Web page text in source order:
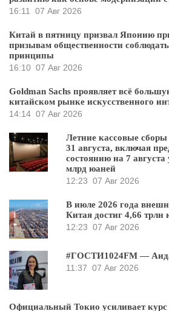
16:11
07 Авг 2026
Китай в пятницу призвал Японию
призывам общественности
принципы
16:10 07 Авг 2026
Goldman Sachs проявляет всё
китайском рынке искусственного
14:14 07 Авг 2026
Летние кассовые
31 августа, включая
состоянию на 7
млрд юаней
12:23 07 Авг 2026
В июле 2026 года
Китая достиг 4,66 трлн
12:23 07 Авг 2026
#ГОСТИ1024FM —
11:37 07 Авг 2026
Официальный Токио усиливает